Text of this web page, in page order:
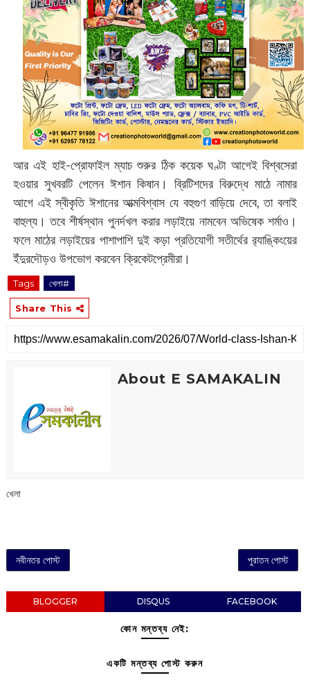
আর এই হাই-প্রোফাইল ম্যাচ শুরুর ঠিক কয়েক ঘণ্টা আগেই বিশ্বসেরা
হওয়ার সুখবরটি পেলেন ঈশান কিষান। ব্রিটিশদের বিরুদ্ধে মাঠে নামার
আগে এই স্বীকৃতি ঈশানের আত্মবিশ্বাস যে বহুগুণ বাড়িয়ে দেবে, তা বলাই
বাহুল্য। তবে শীর্ষস্থান পুনর্দখল করার লড়াইয়ে নামবেন অভিষেক শর্মাও।
ফলে মাঠের লড়াইয়ের পাশাপাশি দুই কড়া প্রতিযোগী সতীর্থের র‌্যাঙ্কিংয়ের
ইঁদুরদৌড়ও উপভোগ করবেন ক্রিকেটপ্রেমীরা।‌
Tags খেলা#
Share This
About E SAMAKALIN
খেলা
নবীনতর পোস্ট পুরাতন পোস্ট
BLOGGER DISQUS FACEBOOK
কোন মন্তব্য নেই:
একটি মন্তব্য পোস্ট করুন